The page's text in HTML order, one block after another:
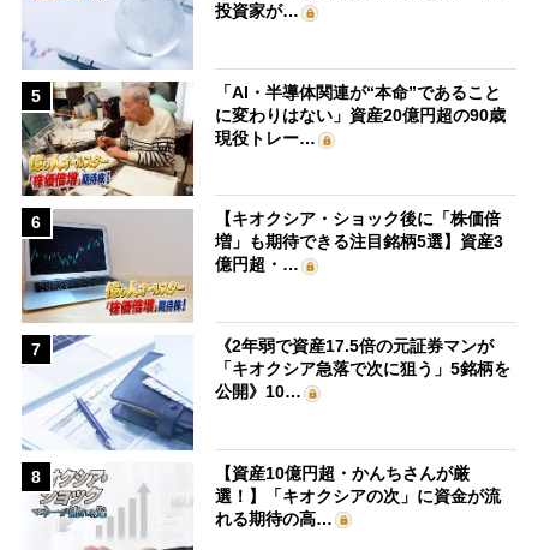
投資家が…
5
「AI・半導体関連が“本命”であること
に変わりはない」資産20億円超の90歳
現役トレー…
6
【キオクシア・ショック後に「株価倍
増」も期待できる注目銘柄5選】資産3
億円超・…
7
《2年弱で資産17.5倍の元証券マンが
「キオクシア急落で次に狙う」5銘柄を
公開》10…
8
【資産10億円超・かんちさんが厳
選！】「キオクシアの次」に資金が流
れる期待の高…